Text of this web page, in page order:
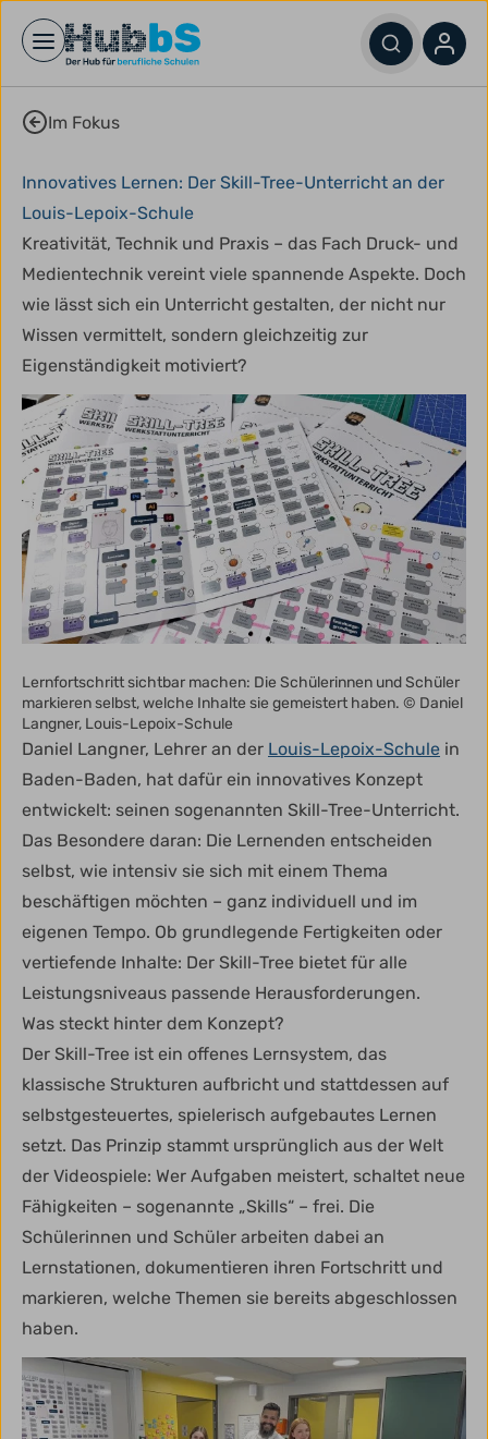
Open main menu
Im Fokus
Innovatives Lernen: Der Skill-Tree-Unterricht an der
Louis-Lepoix-Schule
Kreativität, Technik und Praxis – das Fach Druck- und
Medientechnik vereint viele spannende Aspekte. Doch
wie lässt sich ein Unterricht gestalten, der nicht nur
Wissen vermittelt, sondern gleichzeitig zur
Eigenständigkeit motiviert?
Lernfortschritt sichtbar machen: Die Schülerinnen und Schüler
markieren selbst, welche Inhalte sie gemeistert haben. © Daniel
Langner, Louis-Lepoix-Schule
Daniel Langner, Lehrer an der Louis-Lepoix-Schule in
Baden-Baden, hat dafür ein innovatives Konzept
entwickelt: seinen sogenannten Skill-Tree-Unterricht.
Das Besondere daran: Die Lernenden entscheiden
selbst, wie intensiv sie sich mit einem Thema
beschäftigen möchten – ganz individuell und im
eigenen Tempo. Ob grundlegende Fertigkeiten oder
vertiefende Inhalte: Der Skill-Tree bietet für alle
Leistungsniveaus passende Herausforderungen.
Was steckt hinter dem Konzept?
Der Skill-Tree ist ein offenes Lernsystem, das
klassische Strukturen aufbricht und stattdessen auf
selbstgesteuertes, spielerisch aufgebautes Lernen
setzt. Das Prinzip stammt ursprünglich aus der Welt
der Videospiele: Wer Aufgaben meistert, schaltet neue
Fähigkeiten – sogenannte „Skills“ – frei. Die
Schülerinnen und Schüler arbeiten dabei an
Lernstationen, dokumentieren ihren Fortschritt und
markieren, welche Themen sie bereits abgeschlossen
haben.